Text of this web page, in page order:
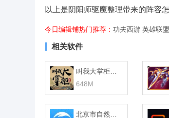
以上是阴阳师驱魔整理带来的阵容
今日编辑铺热门推荐： 功夫西游 英雄联盟
相关软件
648M